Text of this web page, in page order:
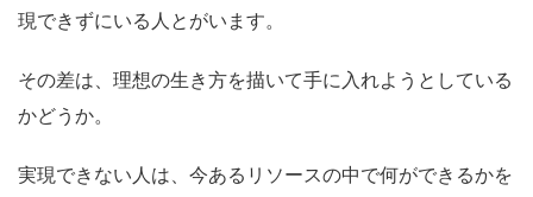
現できずにいる人とがいます。
その差は、理想の生き方を描いて手に入れようとしている
かどうか。
実現できない人は、今あるリソースの中で何ができるかを